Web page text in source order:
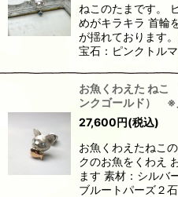
ねこのたまです。
めがキラキラ 首輪
が揺れております
宝石：ピンク
お魚くわえた ね
ンクゴールド） ※
27,600円(税込)
お魚くわえたねこ
クのお魚をくわえ
ます 素材：シルバ
ブルートパーズ２